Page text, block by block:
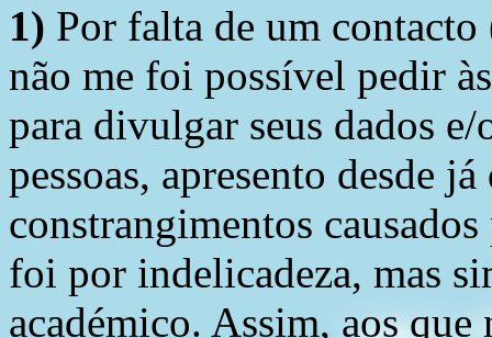
1) Por falta de um
não me foi possível pedir
para divulgar seus dados
pessoas, apresento desde
constrangimentos
foi por indelicadeza, mas
académico. Assim, aos